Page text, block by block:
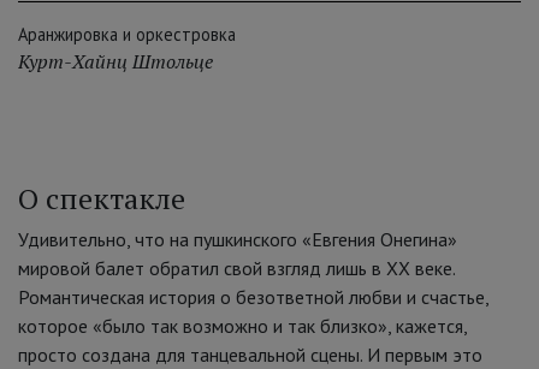
Аранжировка и оркестровка
Курт-Хайнц Штольце
О спектакле
Удивительно, что на пушкинского «Евгения Онегина»
мировой балет обратил свой взгляд лишь в XX веке.
Романтическая история о безответной любви и счастье,
которое «было так возможно и так близко», кажется,
просто создана для танцевальной сцены. И первым это